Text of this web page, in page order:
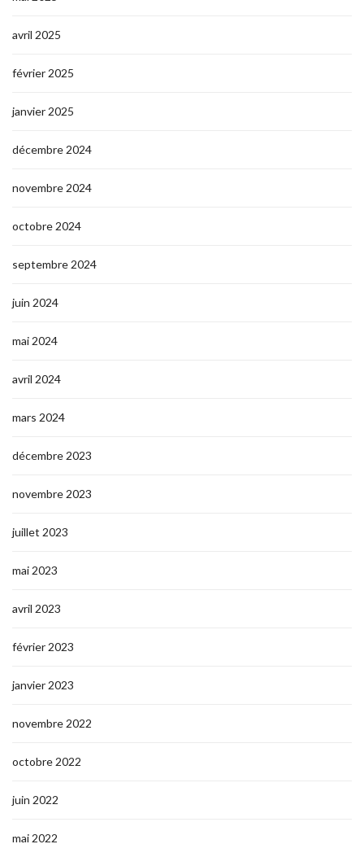
avril 2025
février 2025
janvier 2025
décembre 2024
novembre 2024
octobre 2024
septembre 2024
juin 2024
mai 2024
avril 2024
mars 2024
décembre 2023
novembre 2023
juillet 2023
mai 2023
avril 2023
février 2023
janvier 2023
novembre 2022
octobre 2022
juin 2022
mai 2022